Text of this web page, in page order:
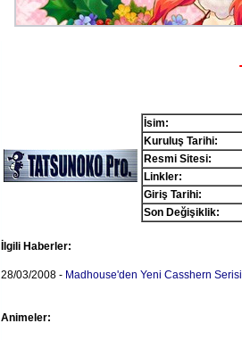
İsim:
Kuruluş Tarihi:
Resmi Sitesi:
Linkler:
Giriş Tarihi:
Son Değişiklik:
İlgili Haberler:
28/03/2008 - Madhouse'den Yeni Casshern Serisi
Animeler: